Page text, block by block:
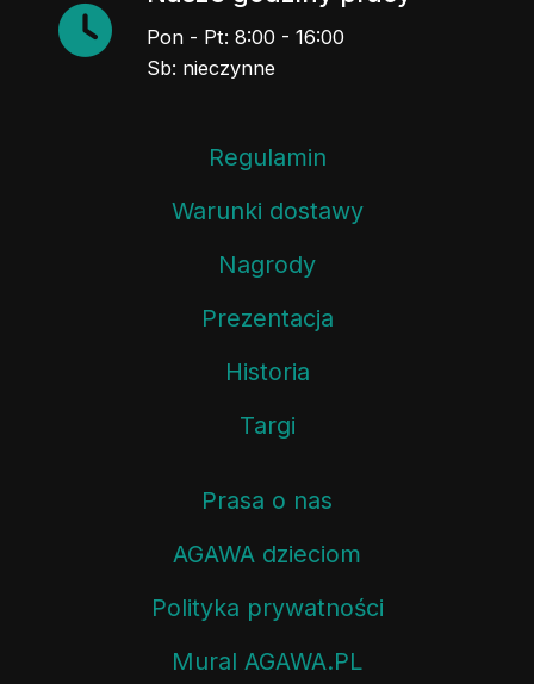
Pon - Pt: 8:00 - 16:00
Sb: nieczynne
Regulamin
Warunki dostawy
Nagrody
Prezentacja
Historia
Targi
Prasa o nas
AGAWA dzieciom
Polityka prywatności
Mural AGAWA.PL